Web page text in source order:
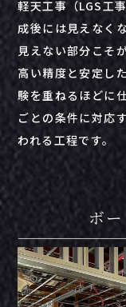
軽天工事（LGS工
成後には見えなく
見えない部分こそ
高い精度と安定し
験を重ねるほどに
ごとの条件に対応
われる工程です。
ボ